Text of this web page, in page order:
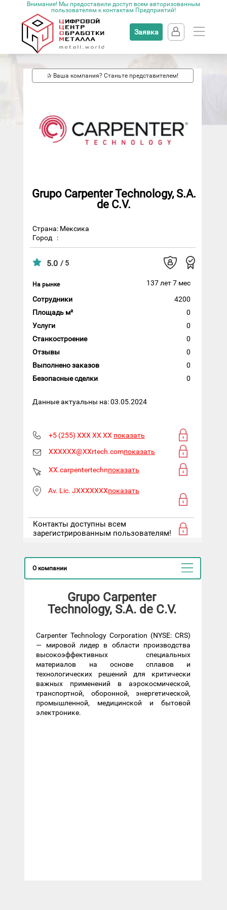
Внимание! Мы предоставили доступ всем авторизованным
пользователям к контактам Предприятий!
Заявка
✰ Ваша компания? Станьте представителем!
Grupo Carpenter Technology, S.A.
de C.V.
Страна: Мексика
Город
:
5.0 / 5
На рынке
137 лет 7 мес
Сотрудники
4200
Площадь м²
0
Услуги
0
Станкостроение
0
Отзывы
0
Выполнено заказов
0
Безопасные сделки
0
Данные актуальны на: 03.05.2024
+5 (255) XXX XX XX показать
XXXXXX@XXrtech.comпоказать
XX.carpentertechnпоказать
Av. Lic. JXXXXXXXпоказать
Контакты доступны всем
зарегистрированным пользователям!
О компании
Grupo Carpenter
Technology, S.A. de C.V.
Carpenter Technology Corporation (NYSE: CRS)
— мировой лидер в области производства
высокоэффективных специальных
материалов на основе сплавов и
технологических решений для критически
важных применений в аэрокосмической,
транспортной, оборонной, энергетической,
промышленной, медицинской и бытовой
электронике.